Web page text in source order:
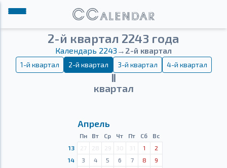
2-й квартал 2243 года
Календарь 2243 → 2-й квартал
1-й квартал 2-й квартал 3-й квартал 4-й квартал
Ⅱ
квартал
Апрель
Пн Вт Ср Чт Пт Сб
Вс
13
27 28 29 30 31 1
2
14
3 4 5 6 7 8
9